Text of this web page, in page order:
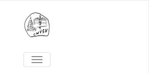
TOGGLE
NAVIGATION